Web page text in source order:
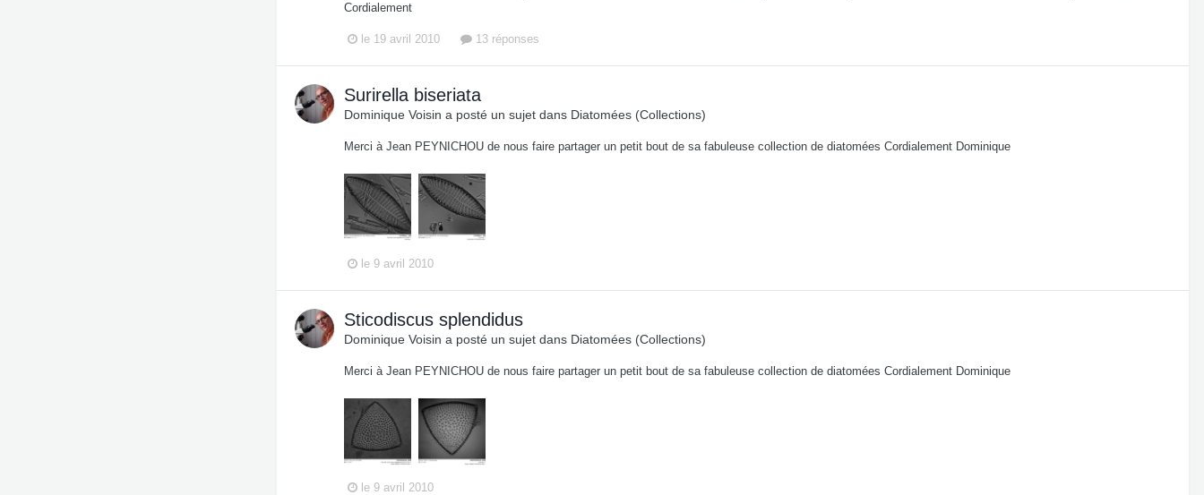
Cordialement
le 19 avril 2010 13 réponses
Surirella biseriata
Dominique Voisin a posté un sujet dans Diatomées (Collections)
Merci à Jean PEYNICHOU de nous faire partager un petit bout de sa fabuleuse collection de diatomées Cordialement Dominique
le 9 avril 2010
Sticodiscus splendidus
Dominique Voisin a posté un sujet dans Diatomées (Collections)
Merci à Jean PEYNICHOU de nous faire partager un petit bout de sa fabuleuse collection de diatomées Cordialement Dominique
le 9 avril 2010